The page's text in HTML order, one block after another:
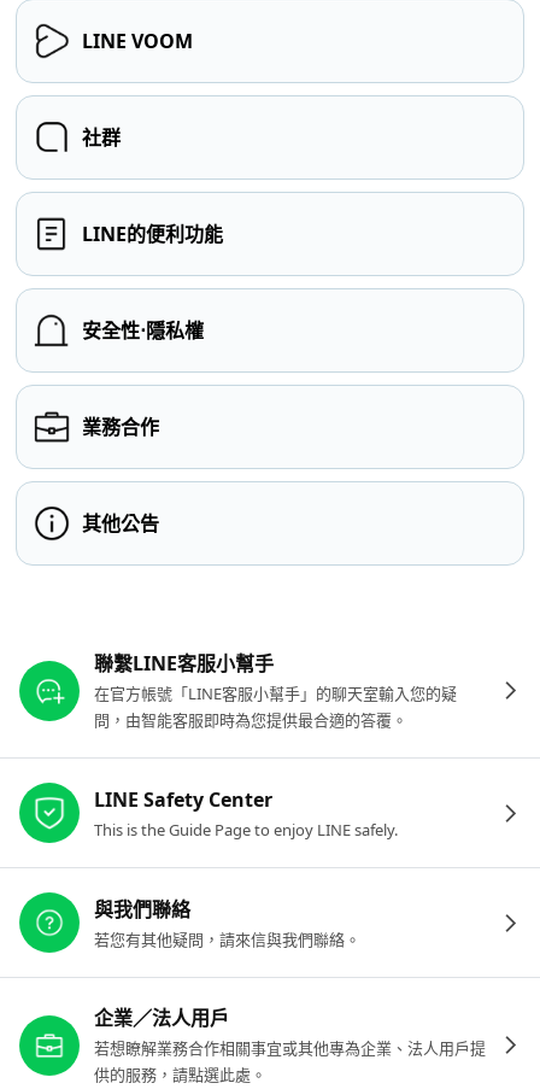
LINE VOOM
社群
LINE的便利功能
安全性⋅隱私權
業務合作
其他公告
聯繫LINE客服小幫手
在官方帳號「LINE客服小幫手」的聊天室輸入您的疑
問，由智能客服即時為您提供最合適的答覆。
LINE Safety Center
This is the Guide Page to enjoy LINE safely.
與我們聯絡
若您有其他疑問，請來信與我們聯絡。
企業／法人用戶
若想瞭解業務合作相關事宜或其他專為企業、法人用戶提
供的服務，請點選此處。